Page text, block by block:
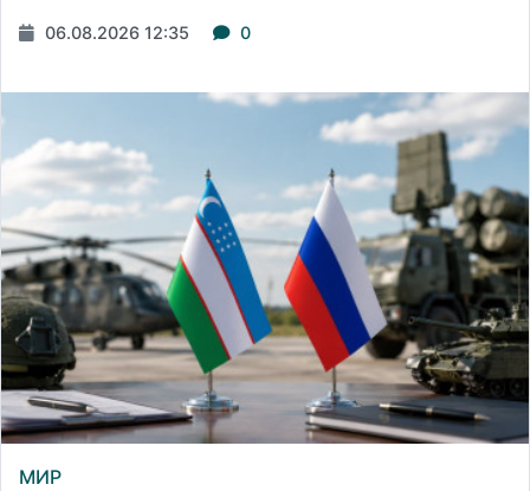
06.08.2026 12:35 0
МИР